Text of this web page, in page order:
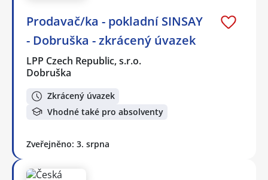
Prodavač/ka - pokladní SINSAY
- Dobruška - zkrácený úvazek
LPP Czech Republic, s.r.o.
Dobruška
Zkrácený úvazek
Vhodné také pro absolventy
Zveřejněno: 3. srpna